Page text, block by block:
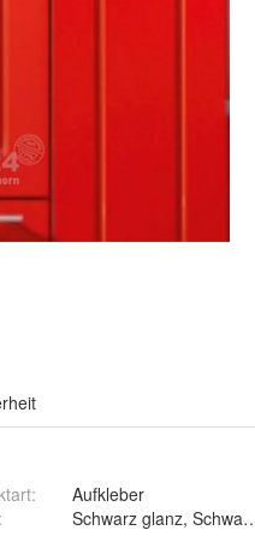
:
Aufkleber
: Schwarz glanz,